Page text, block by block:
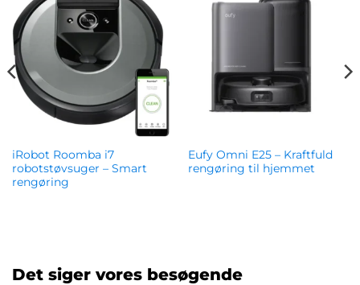
iRobot Roomba i7
robotstøvsuger – Smart
rengøring
Eufy Omni E25 – Kraftfuld
rengøring til hjemmet
Det siger vores besøgende